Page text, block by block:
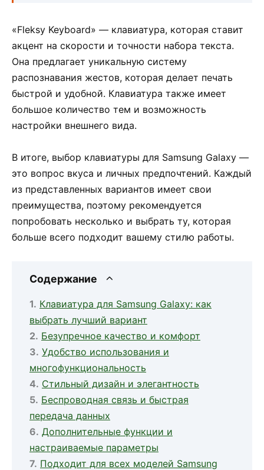
«Fleksy Keyboard» — клавиатура, которая ставит
акцент на скорости и точности набора текста.
Она предлагает уникальную систему
распознавания жестов, которая делает печать
быстрой и удобной. Клавиатура также имеет
большое количество тем и возможность
настройки внешнего вида.
В итоге, выбор клавиатуры для Samsung Galaxy —
это вопрос вкуса и личных предпочтений. Каждый
из представленных вариантов имеет свои
преимущества, поэтому рекомендуется
попробовать несколько и выбрать ту, которая
больше всего подходит вашему стилю работы.
Содержание
Клавиатура для Samsung Galaxy: как
выбрать лучший вариант
Безупречное качество и комфорт
Удобство использования и
многофункциональность
Стильный дизайн и элегантность
Беспроводная связь и быстрая
передача данных
Дополнительные функции и
настраиваемые параметры
Подходит для всех моделей Samsung